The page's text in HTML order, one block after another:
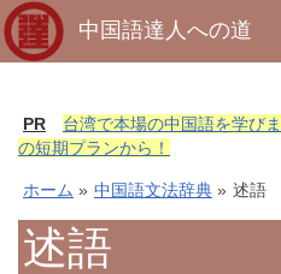
中国語達人への道
PR
台湾で本場の中国語を学び
の短期プランから！
ホーム » 中国語文法辞典 » 述語
述語